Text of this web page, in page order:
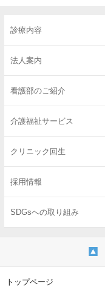
診療内容
法人案内
看護部のご紹介
介護福祉サービス
クリニック回生
採用情報
SDGsへの取り組み
トップページ